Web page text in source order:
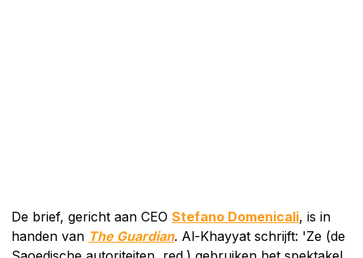
De brief, gericht aan CEO Stefano Domenicali, is in
handen van The Guardian. Al-Khayyat schrijft: 'Ze (de